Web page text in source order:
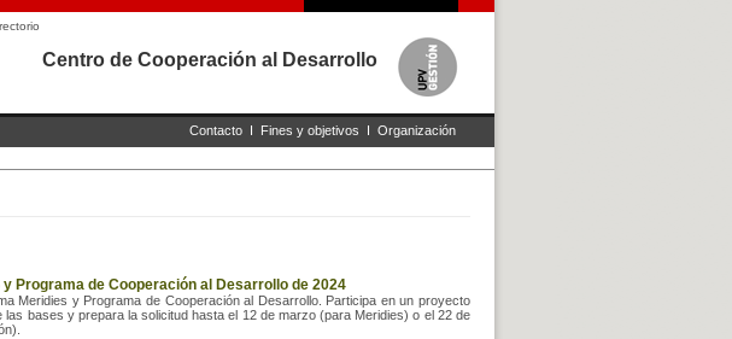
Centro de Cooperación al Desarrollo
Contacto I Fines y objetivos I Organización
Programa de Cooperación al Desarrollo de 2024
Meridies y Programa de Cooperación al Desarrollo. Participa en un proyecto
bases y prepara la solicitud hasta el 12 de marzo (para Meridies) o el 22 de